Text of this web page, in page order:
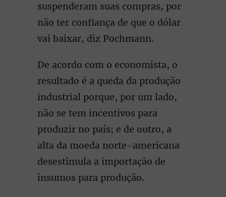
suspenderam suas compras, por
não ter confiança de que o dólar
vai baixar, diz Pochmann.
De acordo com o economista, o
resultado é a queda da produção
industrial porque, por um lado,
não se tem incentivos para
produzir no país; e de outro, a
alta da moeda norte-americana
desestimula a importação de
insumos para produção.